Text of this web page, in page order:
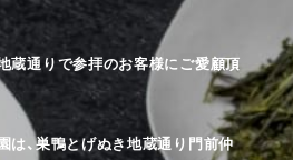
蔵通りで参拝のお客様にご愛顧頂
は、巣鴨とげぬき地蔵通り門前仲